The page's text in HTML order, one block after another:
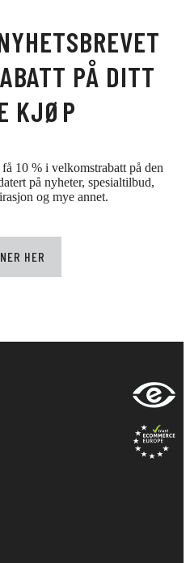
PÅ DITT
KJØP
10 % i velkomstrabatt på den
på nyheter, spesialtilbud,
og mye annet.
HER